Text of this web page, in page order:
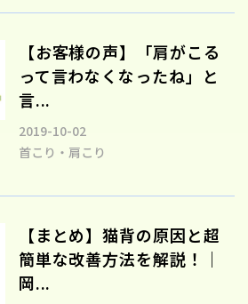
【お客様の声】「肩がこる
って言わなくなったね」と
言...
2019-10-02
首こり・肩こり
【まとめ】猫背の原因と超
簡単な改善方法を解説！｜
岡...